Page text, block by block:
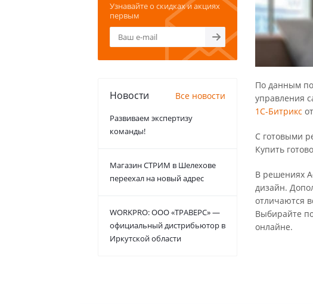
По данным
управления
1С-Битрикс
С готовыми
Купить
В решениях
дизайн.
отличаются
Выбирайте
онлайне.
Узнавайте о скидках и акциях
первым
Новости Все новости
Развиваем экспертизу
команды!
Магазин СТРИМ в Шелехове
переехал на новый адрес
WORKPRO: ООО «ТРАВЕРС» —
официальный дистрибьютор в
Иркутской области